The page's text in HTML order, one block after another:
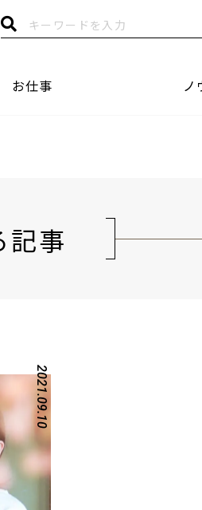
お仕事 ノ
記事
2021.09.10